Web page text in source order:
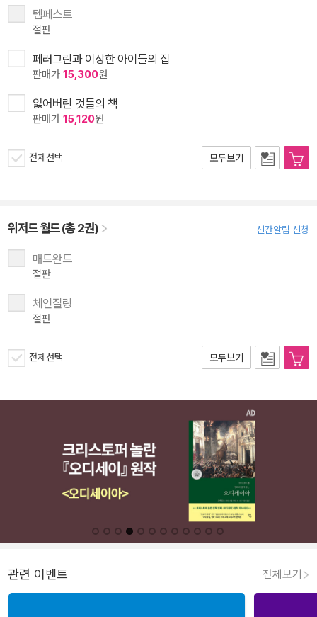
템페스트
절판
페러그린과 이상한 아이들의 집
판매가 15,300원
잃어버린 것들의 책
판매가 15,120원
전체선택 모두보기
위저드 월드 (총 2권) 신간알림 신청
매드완드
절판
체인질링
절판
전체선택 모두보기
관련 이벤트 전체보기